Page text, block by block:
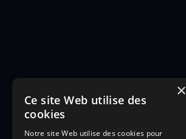
×
Ce site Web utilise des
cookies
Notre site Web utilise des cookies pour